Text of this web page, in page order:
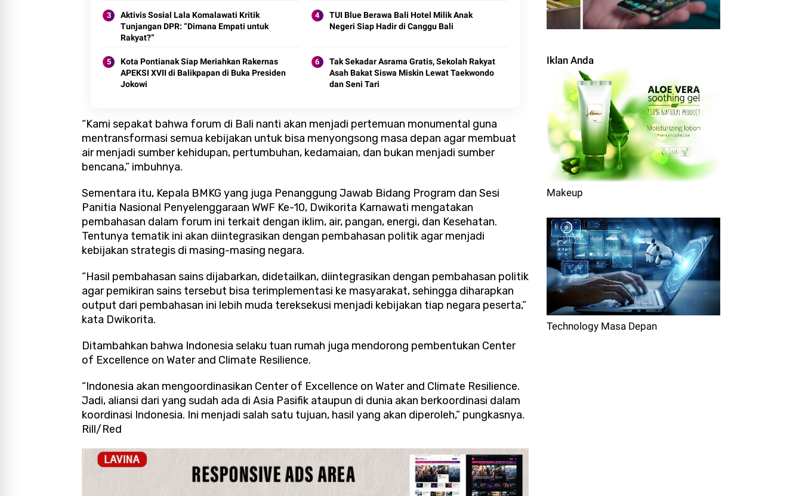
Aktivis Sosial Lala Komalawati Kritik
Tunjangan DPR: “Dimana Empati untuk
Rakyat?”
TUI Blue Berawa Bali Hotel Milik Anak
Negeri Siap Hadir di Canggu Bali
Kota Pontianak Siap Meriahkan Rakernas
APEKSI XVII di Balikpapan di Buka Presiden
Jokowi
Tak Sekadar Asrama Gratis, Sekolah Rakyat
Asah Bakat Siswa Miskin Lewat Taekwondo
dan Seni Tari
“Kami sepakat bahwa forum di Bali nanti akan menjadi pertemuan monumental guna
mentransformasi semua kebijakan untuk bisa menyongsong masa depan agar membuat
air menjadi sumber kehidupan, pertumbuhan, kedamaian, dan bukan menjadi sumber
bencana,” imbuhnya.
Sementara itu, Kepala BMKG yang juga Penanggung Jawab Bidang Program dan Sesi
Panitia Nasional Penyelenggaraan WWF Ke-10, Dwikorita Karnawati mengatakan
pembahasan dalam forum ini terkait dengan iklim, air, pangan, energi, dan Kesehatan.
Tentunya tematik ini akan diintegrasikan dengan pembahasan politik agar menjadi
kebijakan strategis di masing-masing negara.
“Hasil pembahasan sains dijabarkan, didetailkan, diintegrasikan dengan pembahasan politik
agar pemikiran sains tersebut bisa terimplementasi ke masyarakat, sehingga diharapkan
output dari pembahasan ini lebih muda tereksekusi menjadi kebijakan tiap negara peserta,”
kata Dwikorita.
Ditambahkan bahwa Indonesia selaku tuan rumah juga mendorong pembentukan Center
of Excellence on Water and Climate Resilience.
“Indonesia akan mengoordinasikan Center of Excellence on Water and Climate Resilience.
Jadi, aliansi dari yang sudah ada di Asia Pasifik ataupun di dunia akan berkoordinasi dalam
koordinasi Indonesia. Ini menjadi salah satu tujuan, hasil yang akan diperoleh,” pungkasnya.
Rill/Red
Iklan Anda
Makeup
Technology Masa Depan